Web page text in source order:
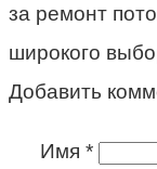
за ремонт
широкого
Добавить
Имя *